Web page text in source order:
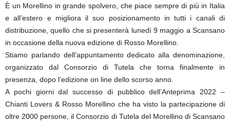
È un Morellino in grande spolvero, che piace sempre di più in Italia
e all’estero e migliora il suo posizionamento in tutti i canali di
distribuzione, quello che si presenterà lunedì 9 maggio a Scansano
in occasione della nuova edizione di Rosso Morellino.
Stiamo parlando dell’appuntamento dedicato alla denominazione,
organizzato dal Consorzio di Tutela che torna finalmente in
presenza, dopo l’edizione on line dello scorso anno.
A pochi giorni dal successo di pubblico dell’Anteprima 2022 –
Chianti Lovers & Rosso Morellino che ha visto la partecipazione di
oltre 2000 persone, il Consorzio di Tutela del Morellino di Scansano